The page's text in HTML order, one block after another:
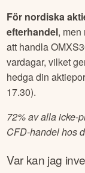
För nordiska
efterhandel, men
att handla
vardagar, vilket
hedga din
17.30).
72% av alla icke-
CFD-handel hos
Var kan jag